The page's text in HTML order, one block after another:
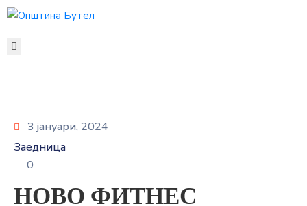
ЗА
ОПШТИНАТА
УСЛУГИ
ГРАЃАНСКИ
УРБАНИЗАМ
3 јануари, 2024
Заедница
0
НОВО ФИТНЕС